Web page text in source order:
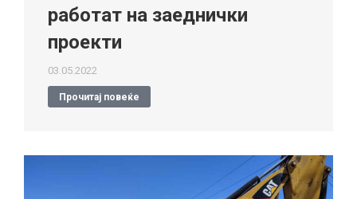
работат на заеднички
проекти
03.05.2022
Прочитај повеќе